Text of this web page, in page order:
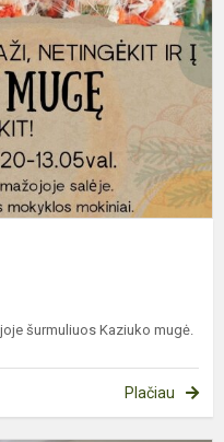
šurmuliuos Kaziuko mugė.
Plačiau